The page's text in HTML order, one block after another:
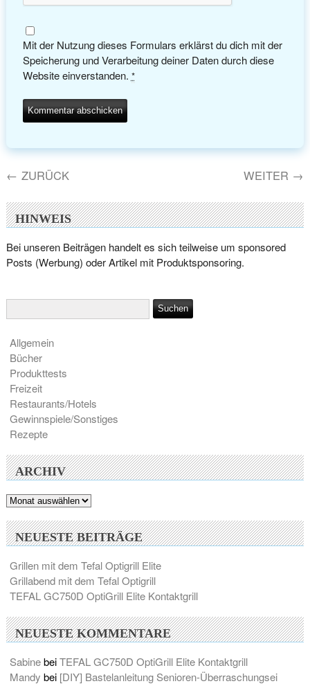
Mit der Nutzung dieses Formulars erklärst du dich mit der
Speicherung und Verarbeitung deiner Daten durch diese
Website einverstanden. *
← ZURÜCK WEITER →
HINWEIS
Bei unseren Beiträgen handelt es sich teilweise um sponsored
Posts (Werbung) oder Artikel mit Produktsponsoring.
Allgemein
Bücher
Produkttests
Freizeit
Restaurants/Hotels
Gewinnspiele/Sonstiges
Rezepte
ARCHIV
Archiv
NEUESTE BEITRÄGE
Grillen mit dem Tefal Optigrill Elite
Grillabend mit dem Tefal Optigrill
TEFAL GC750D OptiGrill Elite Kontaktgrill
NEUESTE KOMMENTARE
SabinebeiTEFAL GC750D OptiGrill Elite Kontaktgrill
Mandy bei [DIY] Bastelanleitung Senioren-Überraschungsei